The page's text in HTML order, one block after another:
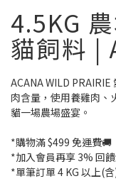
4.5KG
貓飼料 |
ACANA WILD
肉含量，使用養雞肉、
貓一場農場盛宴。
*購物滿 $499 免運費🚚
*加入會員再享 3% 回
*單筆訂單 4 KG 以上(